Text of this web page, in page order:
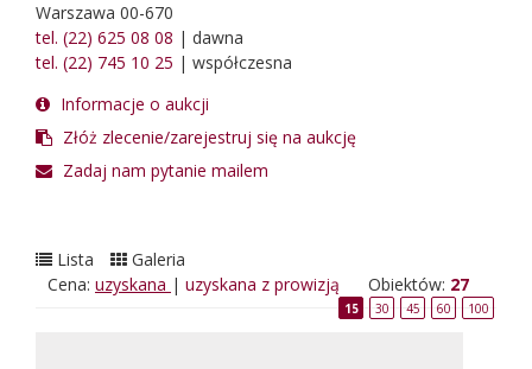
Warszawa 00-670
tel. (22) 625 08 08 | dawna
tel. (22) 745 10 25 | współczesna
Informacje o aukcji
Złóż zlecenie/zarejestruj się na aukcję
Zadaj nam pytanie mailem
Lista
Galeria
Cena: uzyskana | uzyskana z prowizją Obiektów: 27
15 30 45 60 100